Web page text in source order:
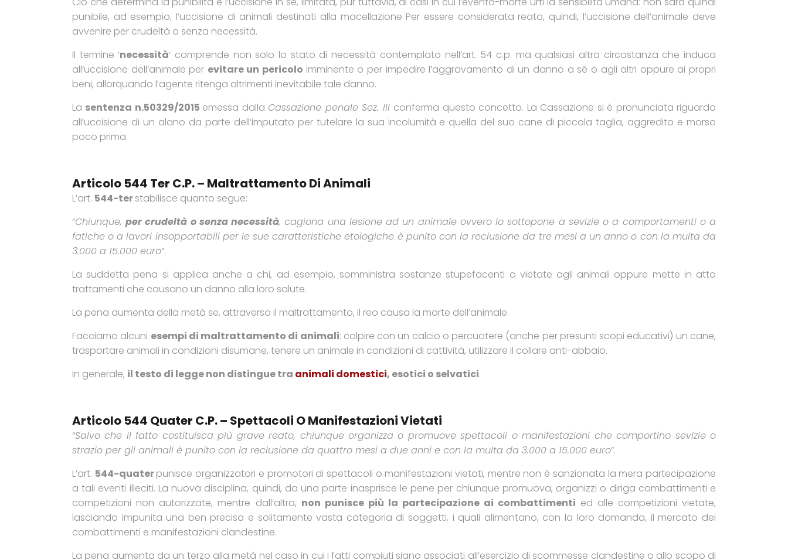
punibile, ad esempio, l’uccisione di animali destinati alla macellazione Per essere considerata reato, quindi, l’uccisione dell’animale deve
avvenire per crudeltà o senza necessità.
Il termine ‘necessità‘ comprende non solo lo stato di necessità contemplato nell’art. 54 c.p. ma qualsiasi altra circostanza che induca
all’uccisione dell’animale per evitare un pericolo imminente o per impedire l’aggravamento di un danno a sé o agli altri oppure ai propri
beni, allorquando l’agente ritenga altrimenti inevitabile tale danno.
La sentenza n.50329/2015 emessa dalla Cassazione penale Sez. III conferma questo concetto. La Cassazione si è pronunciata riguardo
all’uccisione di un alano da parte dell’imputato per tutelare la sua incolumità e quella del suo cane di piccola taglia, aggredito e morso
poco prima.
Articolo 544 Ter C.p. – Maltrattamento Di Animali
L’art. 544-terstabilisce quanto segue:
“Chiunque,per crudeltà o senza necessità, cagiona una lesione ad un animale ovvero lo sottopone a sevizie o a comportamenti o a
fatiche o a lavori insopportabili per le sue caratteristiche etologiche è punito con la reclusione da tre mesi a un anno o con la multa da
3.000 a 15.000 euro“.
La suddetta pena si applica anche a chi, ad esempio, somministra sostanze stupefacenti o vietate agli animali oppure mette in atto
trattamenti che causano un danno alla loro salute.
La pena aumenta della metà se, attraverso il maltrattamento, il reo causa la morte dell’animale.
Facciamo alcuni esempi di maltrattamento di animali: colpire con un calcio o percuotere (anche per presunti scopi educativi) un cane,
trasportare animali in condizioni disumane, tenere un animale in condizioni di cattività, utilizzare il collare anti-abbaio.
In generale, il testo di legge non distingue tra animali domestici, esotici o selvatici.
Articolo 544 Quater C.p. – Spettacoli O Manifestazioni Vietati
“Salvo che il fatto costituisca più grave reato, chiunque organizza o promuove spettacoli o manifestazioni che comportino sevizie o
strazio per gli animali è punito con la reclusione da quattro mesi a due anni e con la multa da 3.000 a 15.000 euro“.
L’art. 544-quaterpunisce organizzatori e promotori di spettacoli o manifestazioni vietati, mentre non è sanzionata la mera partecipazione
a tali eventi illeciti. La nuova disciplina, quindi, da una parte inasprisce le pene per chiunque promuova, organizzi o diriga combattimenti e
competizioni non autorizzate, mentre dall’altra, non punisce più la partecipazione ai combattimenti ed alle competizioni vietate,
lasciando impunita una ben precisa e solitamente vasta categoria di soggetti, i quali alimentano, con la loro domanda, il mercato dei
combattimenti e manifestazioni clandestine.
La pena aumenta da un terzo alla metà nel caso in cui i fatti compiuti siano associati all’esercizio di scommesse clandestine o allo scopo di